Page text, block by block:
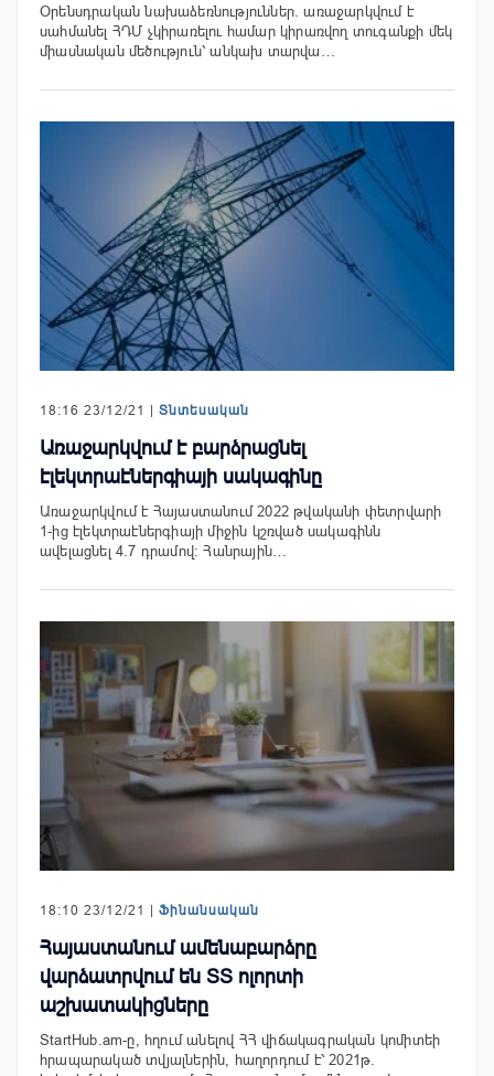
Օրենսդրական նախաձեռնություններ. առաջարկվում է
սահմանել ՀԴՄ չկիրառելու համար կիրառվող տուգանքի մեկ
միասնական մեծություն՝ անկախ տարվա…
18:16 23/12/21 | Տնտեսական
Առաջարկվում է բարձրացնել
էլեկտրաէներգիայի սակագինը
Առաջարկվում է Հայաստանում 2022 թվականի փետրվարի
1-ից էլեկտրաէներգիայի միջին կշռված սակագինն
ավելացնել 4.7 դրամով: Հանրային…
18:10 23/12/21 | Ֆինանսական
Հայաստանում ամենաբարձրը
վարձատրվում են ՏՏ ոլորտի
աշխատակիցները
StartHub.am-ը, հղում անելով ՀՀ վիճակագրական կոմիտեի
հրապարակած տվյալներին, հաղորդում է՝ 2021թ.